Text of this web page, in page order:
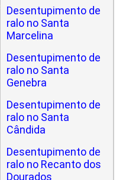
Desentupimento de
ralo no Santa
Marcelina
Desentupimento de
ralo no Santa
Genebra
Desentupimento de
ralo no Santa
Cândida
Desentupimento de
ralo no Recanto dos
Dourados